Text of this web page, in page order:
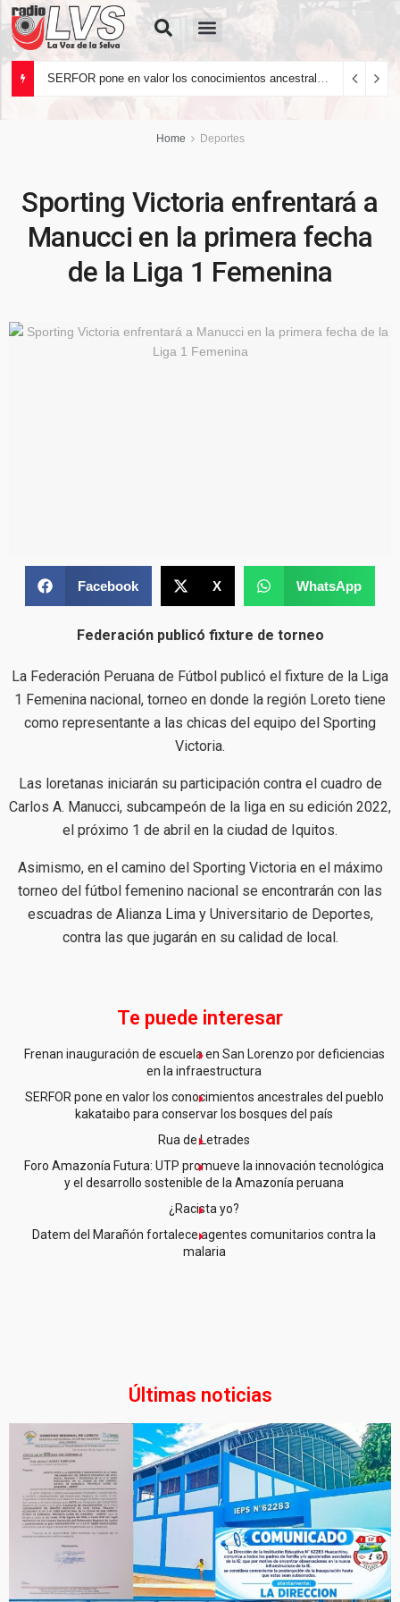
Home Deportes
Sporting Victoria enfrentará a
Manucci en la primera fecha
de la Liga 1 Femenina
Facebook X WhatsApp
Federación publicó fixture de torneo
La Federación Peruana de Fútbol publicó el fixture de la Liga
1 Femenina nacional, torneo en donde la región Loreto tiene
como representante a las chicas del equipo del Sporting
Victoria.
Las loretanas iniciarán su participación contra el cuadro de
Carlos A. Manucci, subcampeón de la liga en su edición 2022,
el próximo 1 de abril en la ciudad de Iquitos.
Asimismo, en el camino del Sporting Victoria en el máximo
torneo del fútbol femenino nacional se encontrarán con las
escuadras de Alianza Lima y Universitario de Deportes,
contra las que jugarán en su calidad de local.
Te puede interesar
Frenan inauguración de escuela en San Lorenzo por deficiencias
en la infraestructura
SERFOR pone en valor los conocimientos ancestrales del pueblo
kakataibo para conservar los bosques del país
Rua de Letrades
Foro Amazonía Futura: UTP promueve la innovación tecnológica
y el desarrollo sostenible de la Amazonía peruana
¿Racista yo?
Datem del Marañón fortalece agentes comunitarios contra la
malaria
Últimas noticias